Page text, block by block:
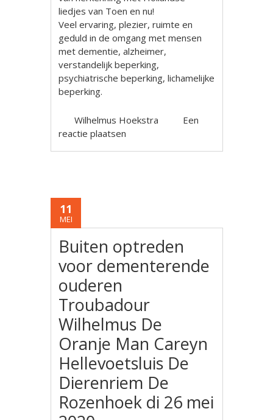
liedjes van Toen en nu!
Veel ervaring, plezier, ruimte en
geduld in de omgang met mensen
met dementie, alzheimer,
verstandelijk beperking,
psychiatrische beperking, lichamelijke
beperking.
Wilhelmus Hoekstra
Een
reactie plaatsen
11
MEI
Buiten optreden
voor dementerende
ouderen
Troubadour
Wilhelmus De
Oranje Man Careyn
Hellevoetsluis De
Dierenriem De
Rozenhoek di 26 mei